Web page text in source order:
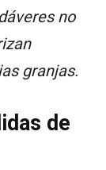
no
granjas.
de